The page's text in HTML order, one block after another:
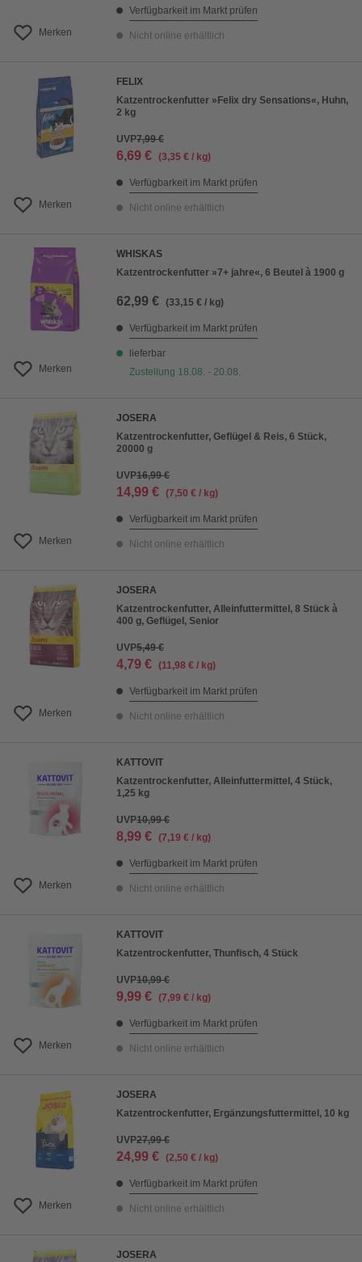
Merken
Verfügbarkeit im Markt prüfen
Nicht online erhältlich
Merken
FELIX
Katzentrockenfutter »Felix dry Sensations«, Huhn,
2 kg
UVP7,99 €
6,69 € (3,35 € / kg)
Verfügbarkeit im Markt prüfen
Nicht online erhältlich
Merken
WHISKAS
Katzentrockenfutter »7+ jahre«, 6 Beutel à 1900 g
62,99 € (33,15 € / kg)
Verfügbarkeit im Markt prüfen
lieferbar
Zustellung 18.08. - 20.08.
Merken
JOSERA
Katzentrockenfutter, Geflügel & Reis, 6 Stück,
20000 g
UVP16,99 €
14,99 € (7,50 € / kg)
Verfügbarkeit im Markt prüfen
Nicht online erhältlich
Merken
JOSERA
Katzentrockenfutter, Alleinfuttermittel, 8 Stück à
400 g, Geflügel, Senior
UVP5,49 €
4,79 € (11,98 € / kg)
Verfügbarkeit im Markt prüfen
Nicht online erhältlich
Merken
KATTOVIT
Katzentrockenfutter, Alleinfuttermittel, 4 Stück,
1,25 kg
UVP10,99 €
8,99 € (7,19 € / kg)
Verfügbarkeit im Markt prüfen
Nicht online erhältlich
Merken
KATTOVIT
Katzentrockenfutter, Thunfisch, 4 Stück
UVP10,99 €
9,99 € (7,99 € / kg)
Verfügbarkeit im Markt prüfen
Nicht online erhältlich
Merken
JOSERA
Katzentrockenfutter, Ergänzungsfuttermittel, 10 kg
UVP27,99 €
24,99 € (2,50 € / kg)
Verfügbarkeit im Markt prüfen
Nicht online erhältlich
JOSERA